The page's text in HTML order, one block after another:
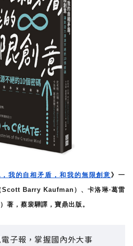
我的自相矛盾，和我的無限創意 》一
Scott Barry Kaufman）、卡洛琳‧葛雷
，蔡裴驊譯，寶鼎出版。
子報，掌握國內外大事